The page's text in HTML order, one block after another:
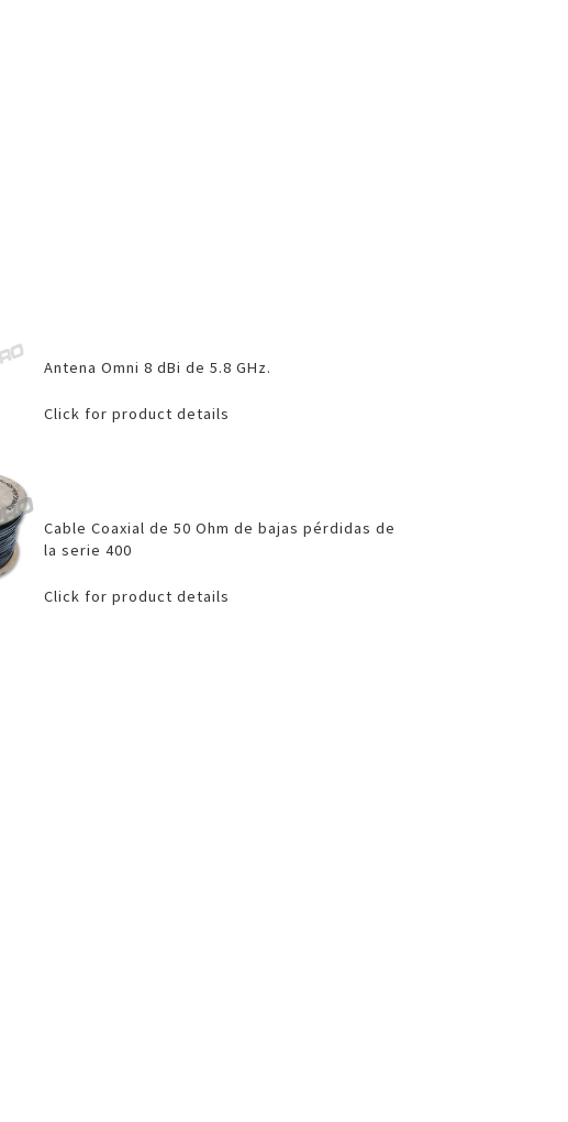
Antena Omni 8 dBi de 5.8 GHz.
Click for product details
Cable Coaxial de 50 Ohm de bajas pérdidas de
la serie 400
Click for product details